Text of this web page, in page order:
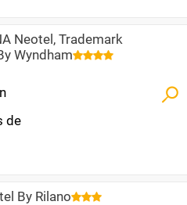
Neotel, Trademark
Wyndham
By Rilano